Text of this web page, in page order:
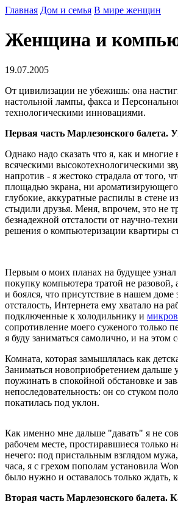
Главная Дом и семья В мире женщин
Женщина и
19.07.2005
От цивилизации не убежишь: она
настольной лампы, факса и
технологическими инновациями.
Первая часть Марлезонского балета.
Однако надо сказать что я, как и
всяческими высокотехнологическими
напротив - я жестоко страдала от того,
площадью экрана, ни
глубокие, аккуратные распилы в стене
стыдили друзья. Меня, впрочем, это не
безнадежной отсталости от научно-
решения о компьютеризации квартиры
Первым о моих планах на будущее узнал
покупку компьютера тратой не
и боялся, что присутствие в нашем
отсталость, Интернета ему хватало на
подключенные к холодильнику и
сопротивление моего суженого только
я буду заниматься самолично, и на
Комната, которая замышлялась как
Заниматься новоприобретением дальше
поужинать в спокойной обстановке и
непоследовательность: он со стуком
покатилась под уклон.
Как именно мне дальше "давать" я не
рабочем месте, простиравшиеся только
нечего: под пристальным взглядом
часа, я с грехом пополам установила
было нужно и оставалось только ждать,
Вторая часть Марлезонского балета.